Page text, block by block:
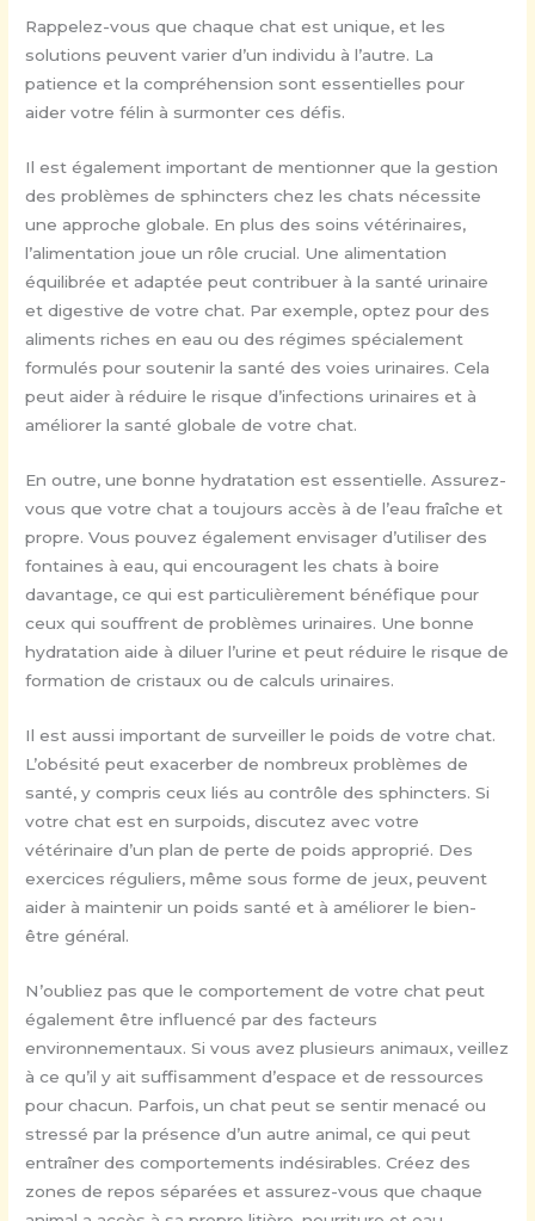
Rappelez-vous que chaque chat est unique, et les
solutions peuvent varier d’un individu à l’autre. La
patience et la compréhension sont essentielles pour
aider votre félin à surmonter ces défis.
Il est également important de mentionner que la gestion
des problèmes de sphincters chez les chats nécessite
une approche globale. En plus des soins vétérinaires,
l’alimentation joue un rôle crucial. Une alimentation
équilibrée et adaptée peut contribuer à la santé urinaire
et digestive de votre chat. Par exemple, optez pour des
aliments riches en eau ou des régimes spécialement
formulés pour soutenir la santé des voies urinaires. Cela
peut aider à réduire le risque d’infections urinaires et à
améliorer la santé globale de votre chat.
En outre, une bonne hydratation est essentielle. Assurez-
vous que votre chat a toujours accès à de l’eau fraîche et
propre. Vous pouvez également envisager d’utiliser des
fontaines à eau, qui encouragent les chats à boire
davantage, ce qui est particulièrement bénéfique pour
ceux qui souffrent de problèmes urinaires. Une bonne
hydratation aide à diluer l’urine et peut réduire le risque de
formation de cristaux ou de calculs urinaires.
Il est aussi important de surveiller le poids de votre chat.
L’obésité peut exacerber de nombreux problèmes de
santé, y compris ceux liés au contrôle des sphincters. Si
votre chat est en surpoids, discutez avec votre
vétérinaire d’un plan de perte de poids approprié. Des
exercices réguliers, même sous forme de jeux, peuvent
aider à maintenir un poids santé et à améliorer le bien-
être général.
N’oubliez pas que le comportement de votre chat peut
également être influencé par des facteurs
environnementaux. Si vous avez plusieurs animaux, veillez
à ce qu’il y ait suffisamment d’espace et de ressources
pour chacun. Parfois, un chat peut se sentir menacé ou
stressé par la présence d’un autre animal, ce qui peut
entraîner des comportements indésirables. Créez des
zones de repos séparées et assurez-vous que chaque